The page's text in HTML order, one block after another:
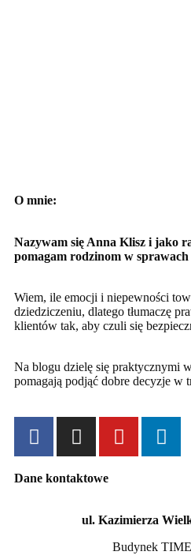
O mnie:
Nazywam się Anna Klisz i jako
pomagam rodzinom w
Wiem, ile emocji i niepewności
dziedziczeniu, dlatego tłumaczę
klientów tak, aby czuli się
Na blogu dzielę się praktycznymi
pomagają podjąć dobre decyzje w
Dane kontaktowe
ul. Kazimierza
Budynek